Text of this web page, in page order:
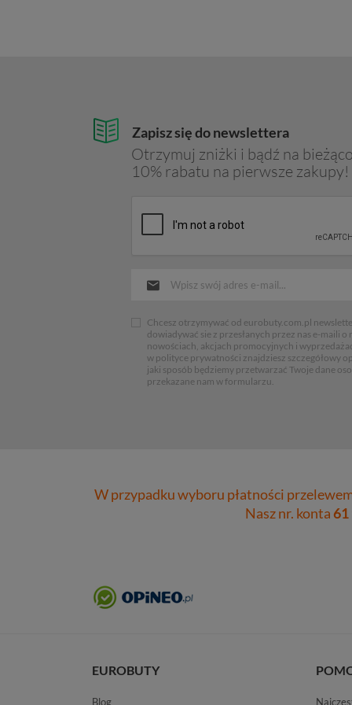
Zapisz się do newslettera
Otrzymuj zniżki i bądź na
10% rabatu na pierwsze zakupy!
Chcesz otrzymywać od eurobuty.com.pl
dowiadywać sie z przesłanych przez nas e-maili o
nowościach, akcjach promocyjnych i
w polityce prywatności znajdziesz szczegółowy
jaki sposób będziemy przetwarzać Twoje dane
przekazane nam w formularzu.
W przypadku wyboru płatności
Nasz nr. konta61
EUROBUTY
Blog